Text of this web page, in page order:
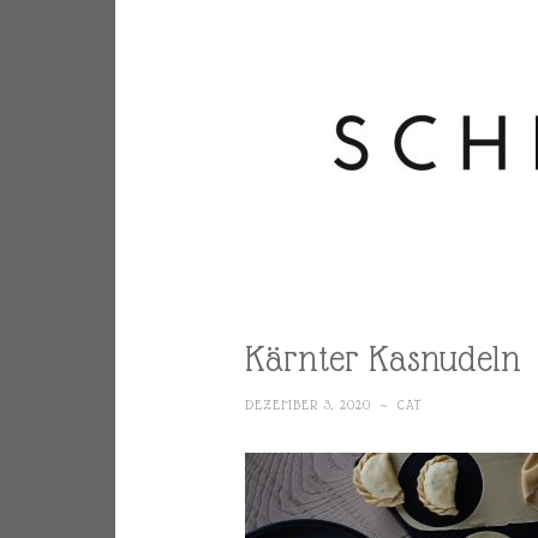
Kärnter Kasnudeln
DEZEMBER 3, 2020 ~ CAT